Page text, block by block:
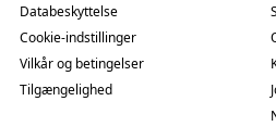
Databeskyttelse
Cookie-indstillinger
Vilkår og betingelser
Tilgængelighed